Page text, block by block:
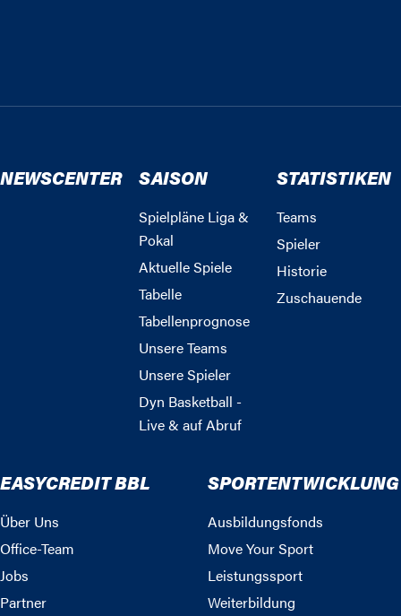
NEWSCENTER SAISON
Spielpläne Liga &
Pokal
Aktuelle Spiele
Tabelle
Tabellenprognose
Unsere Teams
Unsere Spieler
Dyn Basketball -
Live & auf Abruf
STATISTIKEN
Teams
Spieler
Historie
Zuschauende
EASYCREDIT BBL
Über Uns
Office-Team
Jobs
Partner
SPORTENTWICKLUNG
Ausbildungsfonds
Move Your Sport
Leistungssport
Weiterbildung